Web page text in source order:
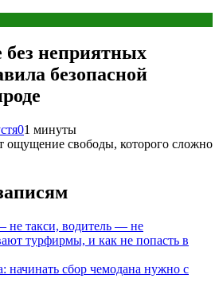
без неприятных
безопасной
01 минуты
ощущение свободы, которого сложно
не такси, водитель — не
турфирмы, и как не попасть в
начинать сбор чемодана нужно с